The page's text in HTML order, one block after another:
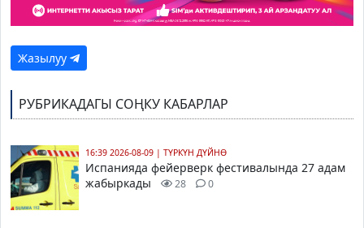
Жазылуу
РУБРИКАДАГЫ СОҢКУ КАБАРЛАР
16:39 2026-08-09 | ТҮРКҮН ДҮЙНӨ
Испанияда фейерверк фестивалында 27 адам
жабыркады
28 0